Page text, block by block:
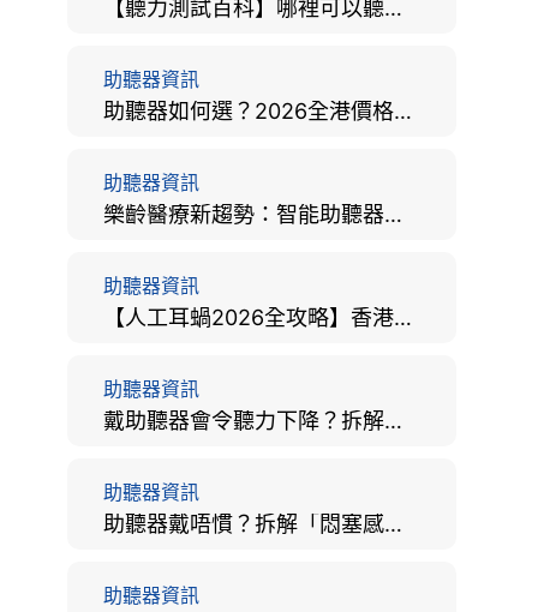
【聽力測試百科】哪裡可以聽力檢查？費用、標準、流程、在家聽力檢測與iPhone測試全攻略
助聽器資訊
助聽器如何選？2026全港價格比較、款式分析及老人選購全攻略
助聽器資訊
樂齡醫療新趨勢：智能助聽器結合 AI 眼底相機，如何全方位守護長者健康？
助聽器資訊
【人工耳蝸2026全攻略】香港手術費用、原理與副作用評估！
助聽器資訊
戴助聽器會令聽力下降？拆解越戴越聾迷思與聽覺剝奪真相
助聽器資訊
助聽器戴唔慣？拆解「悶塞感」成因、堵耳效應與 4 週適應期全攻略
助聽器資訊